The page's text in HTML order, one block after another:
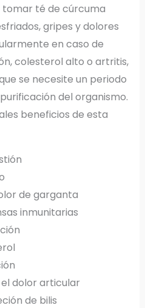
tomar té de cúrcuma
gripes y dolores
en caso de
colesterol alto o artritis,
se necesite un periodo
del organismo.
beneficios de esta
de garganta
inmunitarias
dolor articular
de bilis